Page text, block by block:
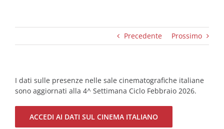
Precedente Prossimo
I dati sulle presenze nelle sale cinematografiche italiane
sono aggiornati alla 4^ Settimana Ciclo Febbraio 2026.
ACCEDI AI DATI SUL CINEMA ITALIANO